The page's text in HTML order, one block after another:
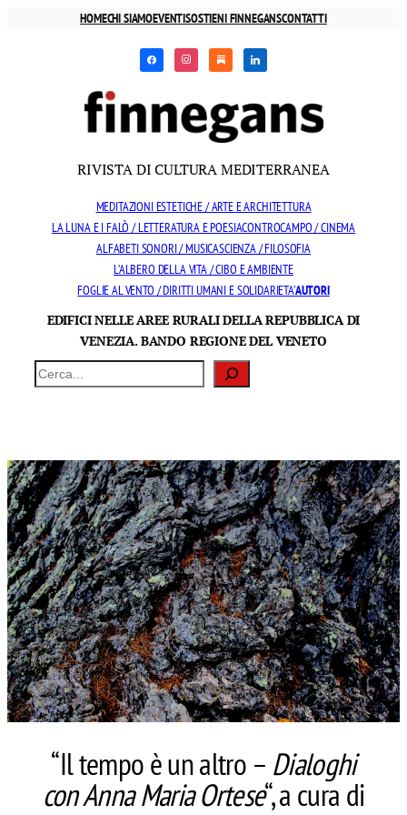
HOMECHI SIAMOEVENTISOSTIENI FINNEGANSCONTATTI
facebookinstagramsubstacklinkedin
RIVISTA DI CULTURA MEDITERRANEA
MEDITAZIONI ESTETICHE / ARTE E ARCHITETTURA
LA LUNA E I FALÒ / LETTERATURA E POESIACONTROCAMPO / CINEMA
ALFABETI SONORI / MUSICASCIENZA / FILOSOFIA
L’ALBERO DELLA VITA / CIBO E AMBIENTE
FOGLIE AL VENTO / DIRITTI UMANI E SOLIDARIETA’AUTORI
EDIFICI NELLE AREE RURALI DELLA REPUBBLICA DI
VENEZIA. BANDO REGIONE DEL VENETO
Cerca
“Il tempo è un altro – Dialoghi
con Anna Maria Ortese“, a cura di